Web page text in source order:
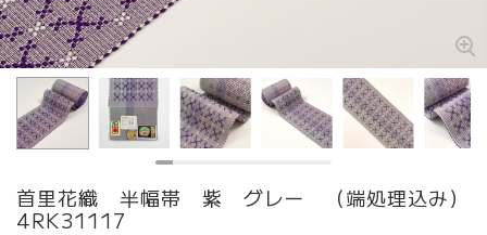
首里花織 半幅帯 紫 グレー （端処理込み）
4RK31117